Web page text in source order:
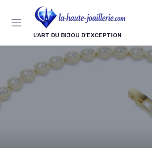
L’ART DU BIJOU D’EXCEPTION
Panneau de gestion des cookies